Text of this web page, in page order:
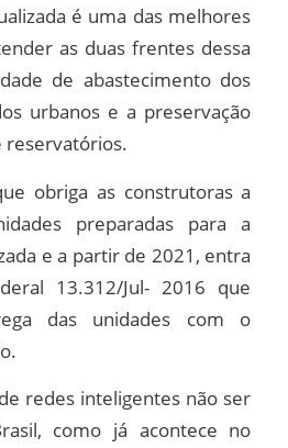
é uma das melhores
as duas frentes dessa
de abastecimento dos
urbanos e a preservação
reservatórios.
obriga as construtoras a
preparadas para a
e a partir de 2021, entra
13.312/Jul- 2016 que
das unidades com o
redes inteligentes não ser
como já acontece no